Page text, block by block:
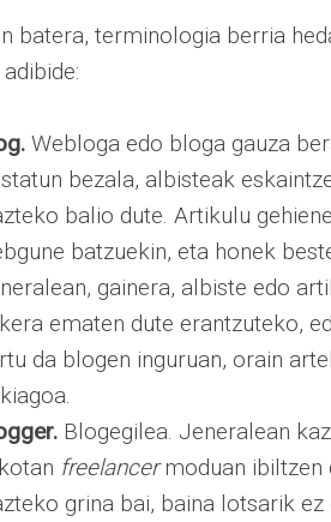
batera, terminologia berria
Webloga edo bloga gauza
bezala, albisteak
balio dute. Artikulu
batzuekin, eta honek
gainera, albiste edo
ematen dute erantzuteko,
da blogen inguruan, orain
Blogegilea. Jeneralean
freelancermoduan ibiltzen
grina bai, baina lotsarik